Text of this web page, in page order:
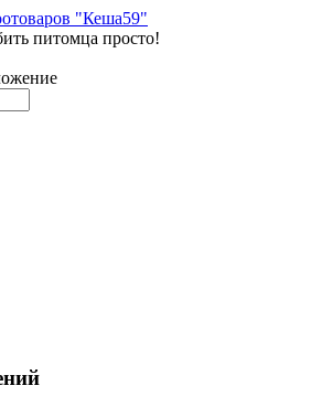
питомца просто!